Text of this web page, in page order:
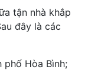
tận nhà khắp
đây là các
phố Hòa Bình;